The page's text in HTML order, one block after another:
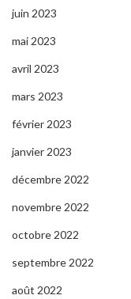
juin 2023
mai 2023
avril 2023
mars 2023
février 2023
janvier 2023
décembre 2022
novembre 2022
octobre 2022
septembre 2022
août 2022